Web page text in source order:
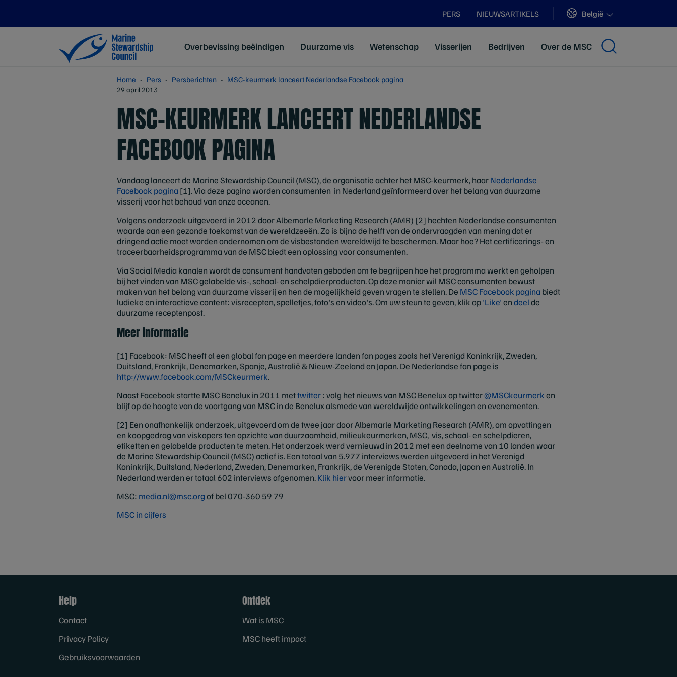
PERS NIEUWSARTIKELS Sites
België
Overbevissing beëindigen Duurzame vis Wetenschap Visserijen Bedrijven Over de MSC
Home Pers Persberichten MSC-keurmerk lanceert Nederlandse Facebook pagina
29 april 2013
MSC-KEURMERK LANCEERT NEDERLANDSE
FACEBOOK PAGINA
Vandaag lanceert de Marine Stewardship Council (MSC), de organisatie achter het MSC-keurmerk, haarNederlandse
Facebook pagina [1]. Via deze pagina worden consumenten in Nederland geïnformeerd over het belang van duurzame
visserij voor het behoud van onze oceanen.
Volgens onderzoek uitgevoerd in 2012 door Albemarle Marketing Research (AMR) [2] hechten Nederlandse consumenten
waarde aan een gezonde toekomst van de wereldzeeën. Zo is bijna de helft van de ondervraagden van mening dat er
dringend actie moet worden ondernomen om de visbestanden wereldwijd te beschermen. Maar hoe? Het certificerings- en
traceerbaarheidsprogramma van de MSC biedt een oplossing voor consumenten.
Via Social Media kanalen wordt de consument handvaten geboden om te begrijpen hoe het programma werkt en geholpen
bij het vinden van MSC gelabelde vis-, schaal- en schelpdierproducten. Op deze manier wil MSC consumenten bewust
maken van het belang van duurzame visserij en hen de mogelijkheid geven vragen te stellen. De MSC Facebook pagina biedt
ludieke en interactieve content: visrecepten, spelletjes, foto's en video's. Om uw steun te geven, klik op'Like'endeelde
duurzame receptenpost.
Meer informatie
[1] Facebook: MSC heeft al een global fan page en meerdere landen fan pages zoals het Verenigd Koninkrijk, Zweden,
Duitsland, Frankrijk, Denemarken, Spanje, Australië & Nieuw-Zeeland en Japan. De Nederlandse fan page is
http://www.facebook.com/MSCkeurmerk.
Naast Facebook startte MSC Benelux in 2011 mettwitter: volg het nieuws van MSC Benelux op twitter@MSCkeurmerken
blijf op de hoogte van de voortgang van MSC in de Benelux alsmede van wereldwijde ontwikkelingen en evenementen.
[2] Een onafhankelijk onderzoek, uitgevoerd om de twee jaar door Albemarle Marketing Research (AMR), om opvattingen
en koopgedrag van viskopers ten opzichte van duurzaamheid, milieukeurmerken, MSC, vis, schaal- en schelpdieren,
etiketten en gelabelde producten te meten. Het onderzoek werd vernieuwd in 2012 met een deelname van 10 landen waar
de Marine Stewardship Council (MSC) actief is. Een totaal van 5.977 interviews werden uitgevoerd in het Verenigd
Koninkrijk, Duitsland, Nederland, Zweden, Denemarken, Frankrijk, de Verenigde Staten, Canada, Japan en Australië. In
Nederland werden er totaal 602 interviews afgenomen.Klik hiervoor meer informatie.
MSC: media.nl@msc.orgof bel 070-360 59 79
MSC in cijfers
Help
Contact
Privacy Policy
Gebruiksvoorwaarden
Ontdek
Wat is MSC
MSC heeft impact